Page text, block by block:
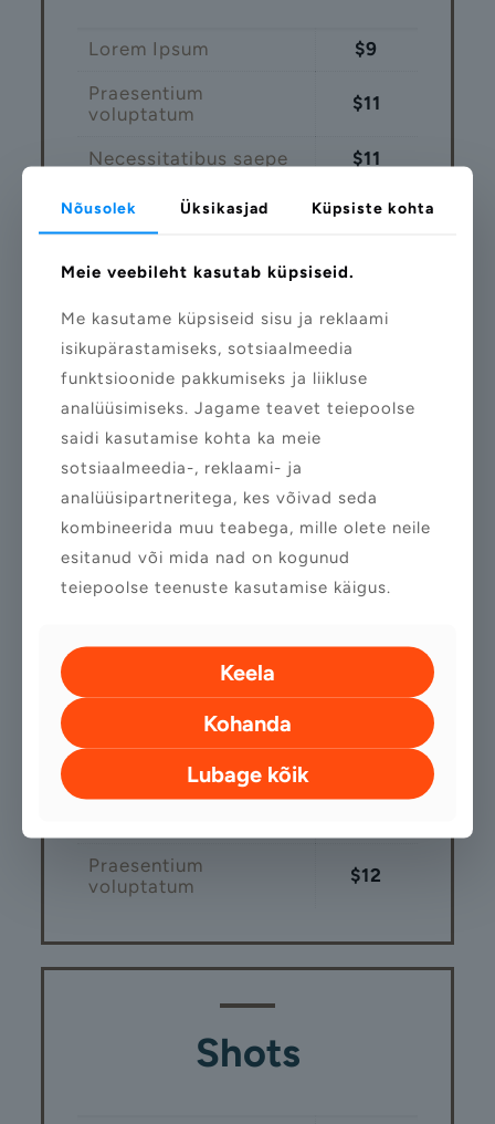
Lorem Ipsum
$9
Praesentium
voluptatum
$11
Necessitatibus saepe
$11
Repudiandae sint
$14
voluptatum
Drinks
Kraft Beer
Necessitatibus saepe
Praesentium
voluptatum
$12
Shots
Nõusolek Üksikasjad Küpsiste kohta
Meie veebileht kasutab küpsiseid.
Me kasutame küpsiseid sisu ja reklaami
isikupärastamiseks, sotsiaalmeedia
funktsioonide pakkumiseks ja liikluse
analüüsimiseks. Jagame teavet teiepoolse
saidi kasutamise kohta ka meie
sotsiaalmeedia-, reklaami- ja
analüüsipartneritega, kes võivad seda
kombineerida muu teabega, mille olete neile
esitanud või mida nad on kogunud
teiepoolse teenuste kasutamise käigus.
Keela
Kohanda
Lubage kõik